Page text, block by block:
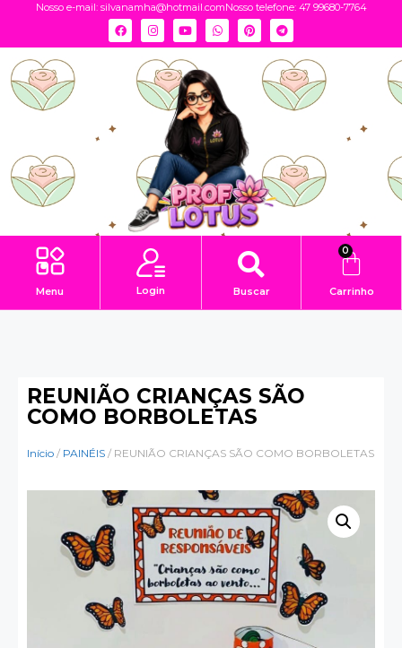
Nosso e-mail: silvanamha@hotmail.comNosso telefone: 47 99680-7764
Menu Login Buscar
0
Carrinho
REUNIÃO CRIANÇAS SÃO
COMO BORBOLETAS
Início / PAINÉIS / REUNIÃO CRIANÇAS SÃO COMO BORBOLETAS